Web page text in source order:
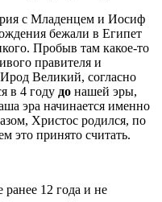
с Младенцем и Иосиф
бежали в Египет
Пробыв там какое-то
правителя и
Великий, согласно
в 4 году до нашей эры,
эра начинается именно
Христос родился, по
это принято считать.
12 года и не